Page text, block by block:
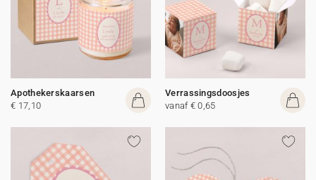
Apothekerskaarsen
€ 17,10
Verrassingsdoosjes
vanaf € 0,65